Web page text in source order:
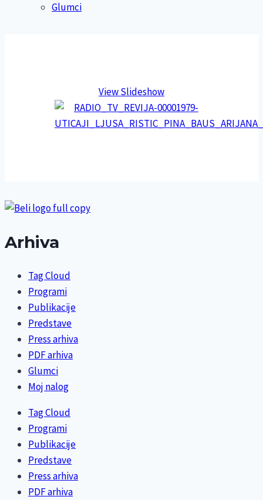
Glumci
View Slideshow
Arhiva
Tag Cloud
Programi
Publikacije
Predstave
Press arhiva
PDF arhiva
Glumci
Moj nalog
Tag Cloud
Programi
Publikacije
Predstave
Press arhiva
PDF arhiva